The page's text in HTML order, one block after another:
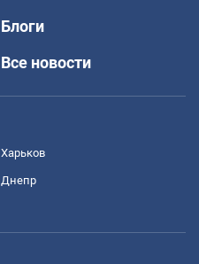
Блоги
Все новости
Харьков
Днепр